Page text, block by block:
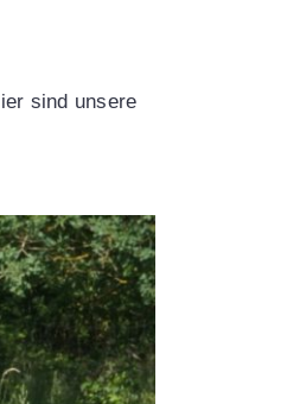
sind unsere